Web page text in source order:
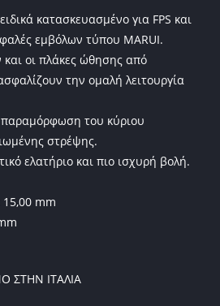
κατασκευασμένο για FPS και
εμβόλων τύπου MARUI.
και οι πλάκες ώθησης από
την ομαλή λειτουργία
παραμόρφωση του κύριου
στρέψης.
ελατήριο και πιο ισχυρή βολή.
15,00 mm
ΣΤΗΝ ΙΤΑΛΙΑ